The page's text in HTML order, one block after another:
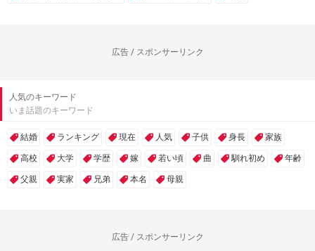
広告 / スポンサーリンク
人気のキーワード
いま話題のキーワード
結婚 ランキング 現在 人気 子供 身長 家族
高校 大学 学歴 嫁 若い頃 曲 馴れ初め 年齢
父親 実家 兄弟 本名 母親
広告 / スポンサーリンク